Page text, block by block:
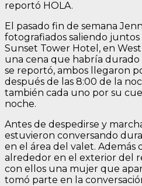
reportó HOLA.
El pasado fin de semana
fotografiados saliendo juntos
Sunset Tower Hotel, en
una cena que habría durado
se reportó, ambos llegaron
después de las 8:00 de la
también cada uno por su
noche.
Antes de despedirse y
estuvieron conversando
en el área del valet. Además
alrededor en el exterior del
con ellos una mujer que
tomó parte en la